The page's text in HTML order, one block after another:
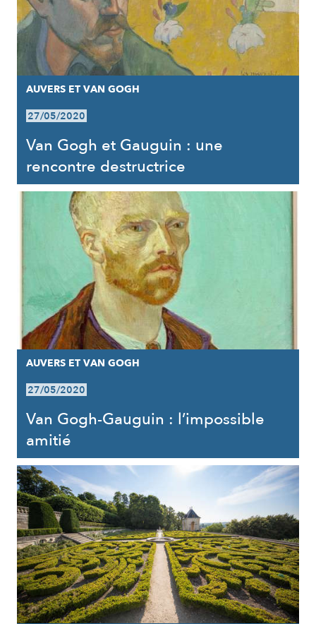
AUVERS ET VAN GOGH
27/05/2020
Van Gogh et Gauguin : une
rencontre destructrice
AUVERS ET VAN GOGH
27/05/2020
Van Gogh-Gauguin : l’impossible
amitié